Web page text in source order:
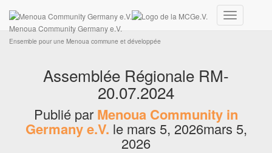
Connexion
Menoua Community Germany e.V.
Ensemble pour une Menoua commune et développée
Déplier
Assemblée Régionale RM-
20.07.2024
Publié par Menoua Community in
Germany e.V. le mars 5, 2026mars 5,
2026